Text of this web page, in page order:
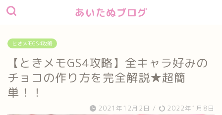
あいたぬブログ
ときメモGS4攻略
【ときメモGS4攻略】全キャラ好みの
チョコの作り方を完全解説★超簡
単！！
2021年12月2日 / 2022年1月8日